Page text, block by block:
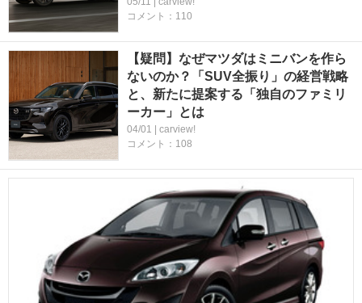
コメント：110
【疑問】なぜマツダはミニバンを作ら
ないのか？「SUV全振り」の経営戦略
と、新たに提案する「独自のファミリ
ーカー」とは
04/01 | carview!
コメント：108